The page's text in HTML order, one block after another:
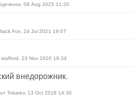
08 Aug 2025 21:20
Fox, 24 Jul 2021 19:07
23 Nov 2020 19:34
внедорожник.
Tokarev, 13 Oct 2018 14:30